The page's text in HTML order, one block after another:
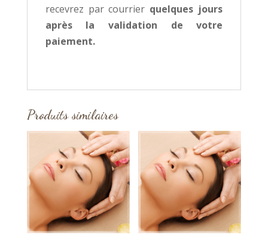
recevrez par courrier quelques jours
après la validation de votre
paiement.
Produits similaires